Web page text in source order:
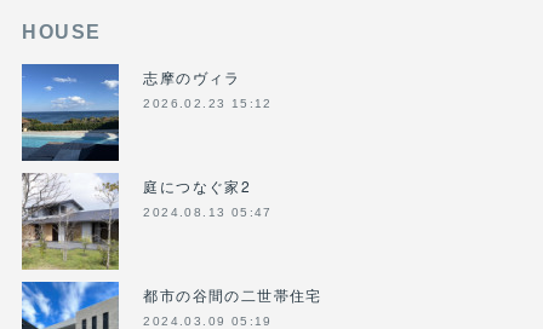
HOUSE
志摩のヴィラ
2026.02.23 15:12
庭につなぐ家2
2024.08.13 05:47
都市の谷間の二世帯住宅
2024.03.09 05:19